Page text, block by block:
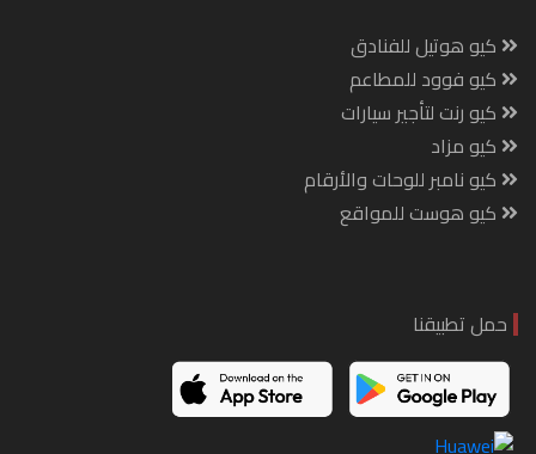
كيو هوتيل للفنادق
كيو فوود للمطاعم
كيو رنت لتأجير سيارات
كيو مزاد
كيو نامبر للوحات والأرقام
كيو هوست للمواقع
حمل تطبيقنا